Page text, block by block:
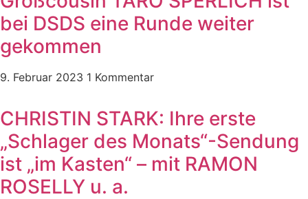
bei DSDS eine Runde weiter
gekommen
9. Februar 2023 1 Kommentar
CHRISTIN STARK: Ihre erste
„Schlager des Monats“-Sendung
ist „im Kasten“ – mit RAMON
ROSELLY u. a.